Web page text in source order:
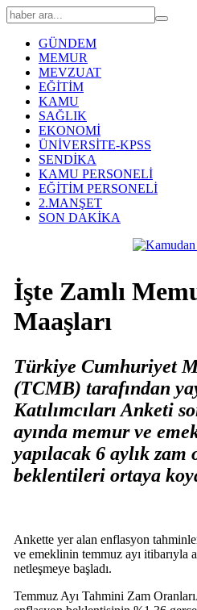
GÜNDEM
MEMUR
MEVZUAT
EĞİTİM
KAMU
SAĞLIK
EKONOMİ
ÜNİVERSİTE-KPSS
SENDİKA
KAMU PERSONELİ
EĞİTİM PERSONELİ
2.MANŞET
SON DAKİKA
İşte Zamlı
Maaşları
Türkiye Cumhuriyet
(TCMB) tarafından
Katılımcıları Anketi
ayında memur ve
yapılacak 6 aylık
beklentileri ortaya
Ankette yer alan enflasyon
ve emeklinin temmuz ayı itibarıyla
netleşmeye başladı.
Temmuz Ayı Tahmini Zam